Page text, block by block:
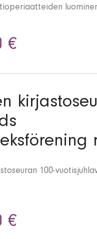
€
100-
€